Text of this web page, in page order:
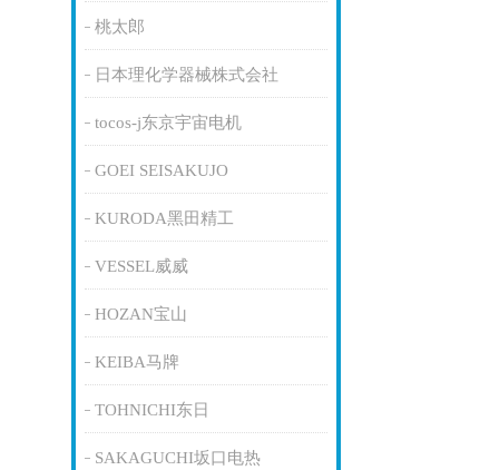
桃太郎
日本理化学器械株式会社
tocos-j东京宇宙电机
GOEI SEISAKUJO
KURODA黑田精工
VESSEL威威
HOZAN宝山
KEIBA马牌
TOHNICHI东日
SAKAGUCHI坂口电热